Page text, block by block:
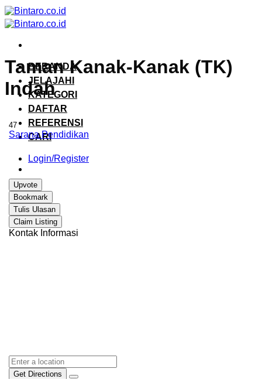
Skip
to
content
BERANDA
JELAJAHI
KATEGORI
DAFTAR
REFERENSI
CARI
Login/Register
Taman Kanak-Kanak (TK)
Indah
47
Sarana Pendidikan
Upvote
Bookmark
Tulis Ulasan
Claim Listing
Kontak Informasi
Get Directions